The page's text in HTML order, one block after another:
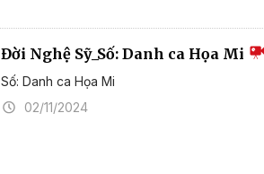
Đời Nghệ Sỹ_Số: Danh ca Họa Mi
Số: Danh ca Họa Mi
02/11/2024